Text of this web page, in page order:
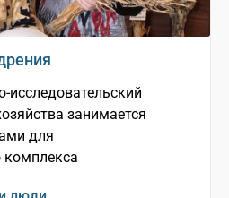
исследовательский
занимается
для